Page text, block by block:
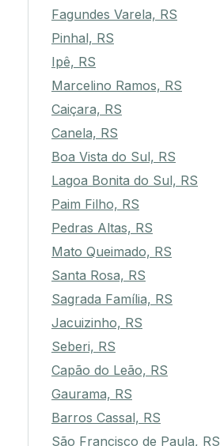
Fagundes Varela, RS
Pinhal, RS
Ipê, RS
Marcelino Ramos, RS
Caiçara, RS
Canela, RS
Boa Vista do Sul, RS
Lagoa Bonita do Sul, RS
Paim Filho, RS
Pedras Altas, RS
Mato Queimado, RS
Santa Rosa, RS
Sagrada Família, RS
Jacuizinho, RS
Seberi, RS
Capão do Leão, RS
Gaurama, RS
Barros Cassal, RS
São Francisco de Paula, RS